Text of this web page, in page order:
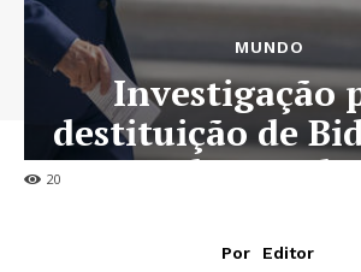
20
MUNDO
Investigação
destituição de
luz verde
Por
Editor